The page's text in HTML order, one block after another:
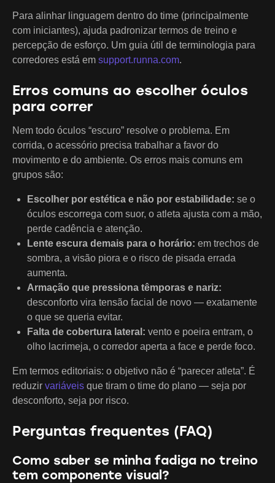
Para alinhar linguagem dentro do time (principalmente
com iniciantes), ajuda padronizar termos de treino e
percepção de esforço. Um guia útil de terminologia para
corredores está em support.runna.com.
Erros comuns ao escolher óculos
para correr
Nem todo óculos “escuro” resolve o problema. Em
corrida, o acessório precisa trabalhar a favor do
movimento e do ambiente. Os erros mais comuns em
grupos são:
Escolher por estética e não por estabilidade: se o
óculos escorrega com suor, o atleta ajusta com a mão,
perde cadência e atenção.
Lente escura demais para o horário: em trechos de
sombra, a visão piora e o risco de pisada errada
aumenta.
Armação que pressiona têmporas e nariz:
desconforto vira tensão facial de novo — exatamente
o que se queria evitar.
Falta de cobertura lateral: vento e poeira entram, o
olho lacrimeja, o corredor aperta a face e perde foco.
Em termos editoriais: o objetivo não é “parecer atleta”. É
reduzir variáveis que tiram o time do plano — seja por
desconforto, seja por risco.
Perguntas frequentes (FAQ)
Como saber se minha fadiga no treino
tem componente visual?